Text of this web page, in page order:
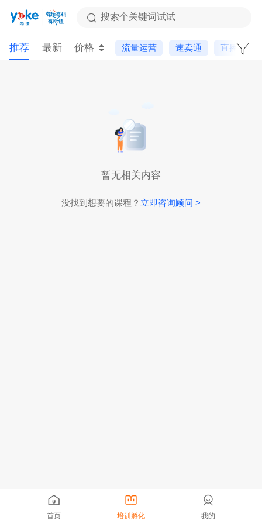
搜索个关键词试试
推荐 最新 价格 流量运营 速卖通 直播课
暂无相关内容
没找到想要的课程？ 立即咨询顾问 >
首页 培训孵化 我的